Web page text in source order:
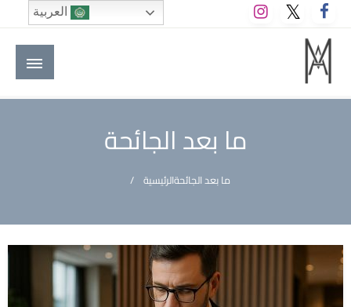
التخطي
إلى
المحتوى
M A hotels | إم ايه هوتيلز
الموقع الأول للعاملين في الفنادق في العالم العربي
ما بعد الجائحة
الرئيسيةما بعد الجائحة
العربية